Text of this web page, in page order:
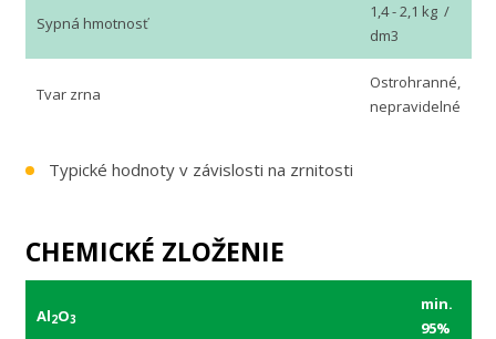
Sypná hmotnosť
1,4 - 2,1 kg /
dm3
Tvar zrna
Ostrohranné,
nepravidelné
Typické hodnoty v závislosti na zrnitosti
CHEMICKÉ ZLOŽENIE
Al2O3
min.
95%